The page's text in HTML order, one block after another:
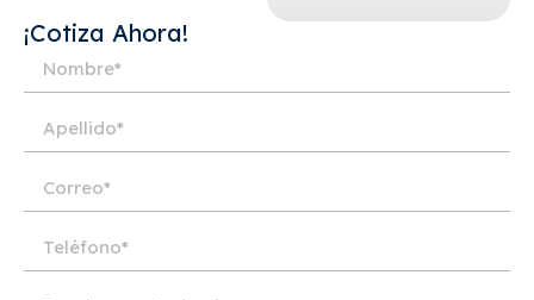
¡Cotiza Ahora!